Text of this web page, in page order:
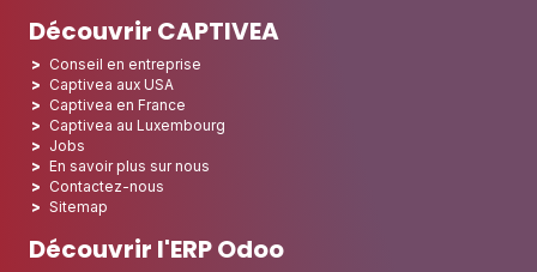
Découvrir CAPTIVEA
Conseil en entreprise
Captivea aux USA
Captivea en France
Captivea au Luxembourg
Jobs
En savoir plus sur nous
Contactez-nous
Sitemap
Découvrir l'ERP Odoo